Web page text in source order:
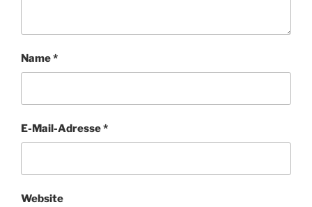
Name*
E-Mail-Adresse*
Website